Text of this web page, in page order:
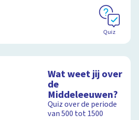
Quiz
Wat weet jij over
de
Middeleeuwen?
Quiz over de periode
van 500 tot 1500